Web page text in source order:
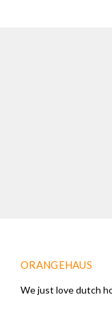
ORANGEHAUS
We just love dutch